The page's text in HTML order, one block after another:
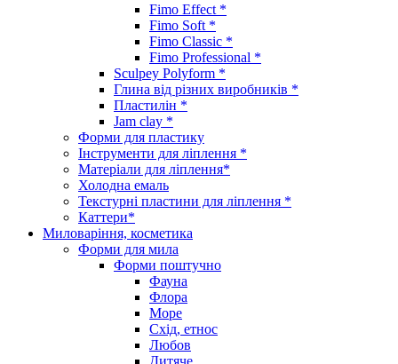
Fimo Effect *
Fimo Soft *
Fimo Classic *
Fimo Professional *
Sculpey Polyform *
Глина від різних виробників *
Пластилін *
Jam clay *
Форми для пластику
Інструменти для ліплення *
Матеріали для ліплення*
Холодна емаль
Текстурні пластини для ліплення *
Каттери*
Миловаріння, косметика
Форми для мила
Форми поштучно
Фауна
Флора
Море
Схід, етнос
Любов
Дитяче